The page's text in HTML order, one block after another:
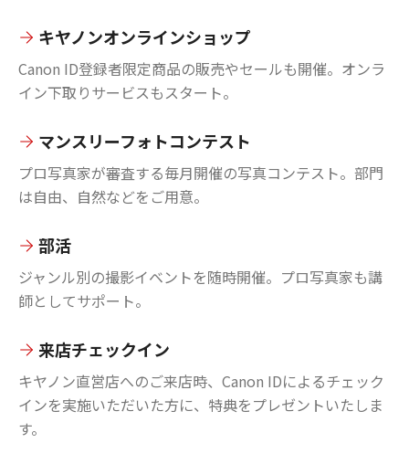
キヤノンオンラインショップ
Canon ID登録者限定商品の販売やセールも開催。オンラ
イン下取りサービスもスタート。
マンスリーフォトコンテスト
プロ写真家が審査する毎月開催の写真コンテスト。部門
は自由、自然などをご用意。
部活
ジャンル別の撮影イベントを随時開催。プロ写真家も講
師としてサポート。
来店チェックイン
キヤノン直営店へのご来店時、Canon IDによるチェック
インを実施いただいた方に、特典をプレゼントいたしま
す。